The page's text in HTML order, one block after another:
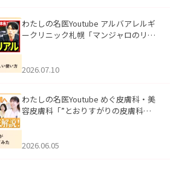
わたしの名医Youtube アルバアレルギ
ークリニック札幌「マンジャロのリア
た。
2026.07.10
わたしの名医Youtube めぐ皮膚科・美
容皮膚科「”とおりすがりの皮膚科
2026.06.05